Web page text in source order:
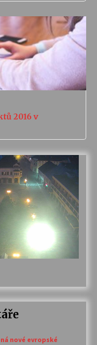
2016 v
nové evropské